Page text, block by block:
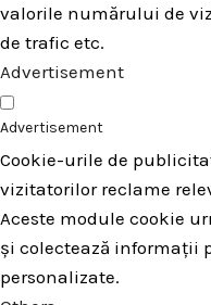
valorile numărului de
de trafic etc.
Advertisement
Advertisement
Cookie-urile de
vizitatorilor reclame
Aceste module cookie
și colectează informații
personalizate.